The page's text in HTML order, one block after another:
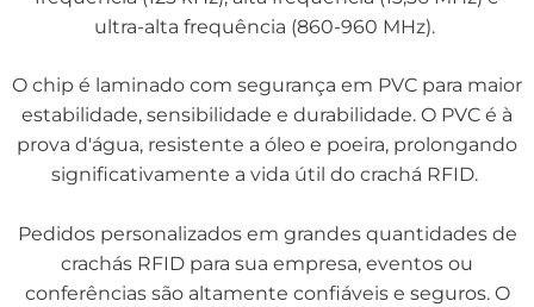
ultra-alta frequência (860-960 MHz).
O chip é laminado com segurança em PVC para maior
estabilidade, sensibilidade e durabilidade. O PVC é à
prova d'água, resistente a óleo e poeira, prolongando
significativamente a vida útil do crachá RFID.
Pedidos personalizados em grandes quantidades de
crachás RFID para sua empresa, eventos ou
conferências são altamente confiáveis e seguros. O